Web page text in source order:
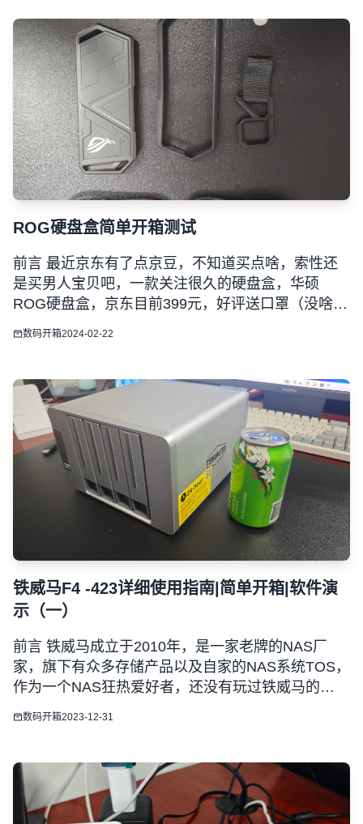
云NAS。我们将从
ROG硬盘盒简单开箱测试
前言 最近京东有了点京豆，不知道买点啥，索性还
是买男人宝贝吧，一款关注很久的硬盘盒，华硕
ROG硬盘盒，京东目前399元，好评送口罩（没啥卵
用）用上京豆到手116元，以下简单开个箱子。 简单
数码开箱2024-02-22
铁威马F4 -423详细使用指南|简单开箱|软件演
示（一）
前言 铁威马成立于2010年，是一家老牌的NAS厂
家，旗下有众多存储产品以及自家的NAS系统TOS，
作为一个NAS狂热爱好者，还没有玩过铁威马的
NAS，本期我们将开箱一款铁威马旗下的NAS产品
质
数码开箱2023-12-31